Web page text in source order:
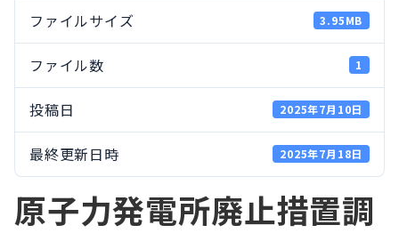
ファイルサイズ 3.95MB
ファイル数 1
投稿日 2025年7月10日
最終更新日時 2025年7月18日
原子力発電所廃止措置調